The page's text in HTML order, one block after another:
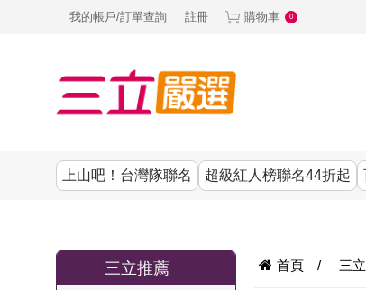
我的帳戶/訂單查詢 註冊 購物車 0
上山吧！台灣隊聯名 超級紅人榜聯名44折起
古溜x五秀園
熱銷排行
熱銷排行
熱銷排行
熱銷排行
養生|保健
熱銷排行
熱銷排行
韓國
SKINASSET
百味人生
三立推薦 首頁 / 三